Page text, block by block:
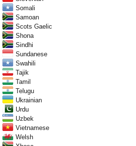
Somali
Samoan
Scots Gaelic
Shona
Sindhi
Sundanese
Swahili
Tajik
Tamil
Telugu
Ukrainian
Urdu
Uzbek
Vietnamese
Welsh